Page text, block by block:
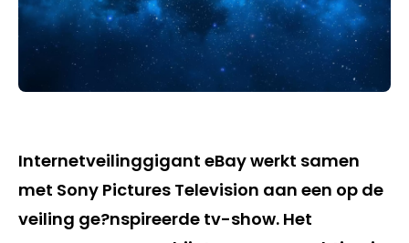
Internetveilinggigant eBay werkt samen
met Sony Pictures Television aan een op de
veiling ge?nspireerde tv-show. Het